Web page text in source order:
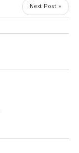
Next Post »